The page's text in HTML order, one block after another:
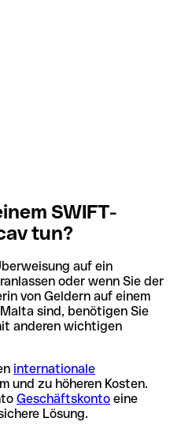
SWIFT-
tun?
auf ein
oder wenn Sie der
von Geldern auf einem
sind, benötigen Sie
anderen wichtigen
internationale
und zu höheren Kosten.
Geschäftskonto eine
Lösung.